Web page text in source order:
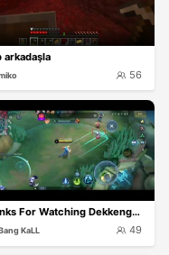
arkadaşla
56
Thanks For Watching Dekkeng🙏🙏
KaLL 49